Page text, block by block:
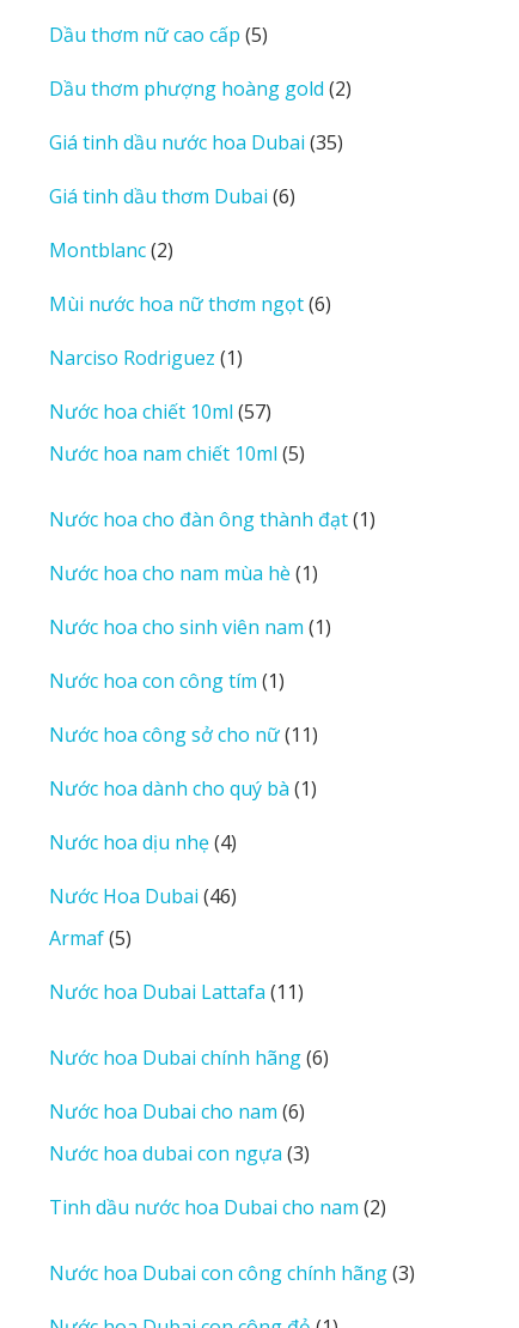
Dầu thơm nữ cao cấp 55
phẩm
Dầu thơm phượng hoàng gold 22
Giá tinh dầu nước hoa Dubai 3535
Giá tinh dầu thơm Dubai 66
Montblanc 22
phẩm
Mùi nước hoa nữ thơm ngọt 66
Narciso Rodriguez 11
phẩm
Nước hoa chiết 10ml 5757
sản
phẩm
Nước hoa nam chiết 10ml 55
phẩm
Nước hoa cho đàn ông thành đạt 11
Nước hoa cho nam mùa hè 11
phẩm
Nước hoa cho sinh viên nam 11
Nước hoa con công tím 11
phẩm
Nước hoa công sở cho nữ 1111
phẩm
Nước hoa dành cho quý bà 11
Nước hoa dịu nhẹ 44
phẩm
Nước Hoa Dubai 4646
Armaf 55
phẩm
Nước hoa Dubai Lattafa 1111
phẩm
Nước hoa Dubai chính hãng 66
Nước hoa Dubai cho nam 66
sản
phẩm
Nước hoa dubai con ngựa 33
phẩm
Tinh dầu nước hoa Dubai cho nam 22
phẩm
Nước hoa Dubai con công chính hãng 33